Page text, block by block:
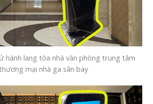
hành lang tòa nhà văn phòng trung tâm
mại nhà ga sân bay